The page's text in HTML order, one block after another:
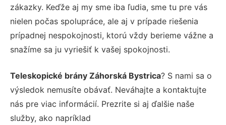
zákazky. Keďže aj my sme iba ľudia, sme tu pre vás
nielen počas spolupráce, ale aj v prípade riešenia
prípadnej nespokojnosti, ktorú vždy berieme vážne a
snažíme sa ju vyriešiť k vašej spokojnosti.
Teleskopické brány Záhorská Bystrica? S nami sa o
výsledok nemusíte obávať. Neváhajte a kontaktujte
nás pre viac informácií. Prezrite si aj ďalšie naše
služby, ako napríklad